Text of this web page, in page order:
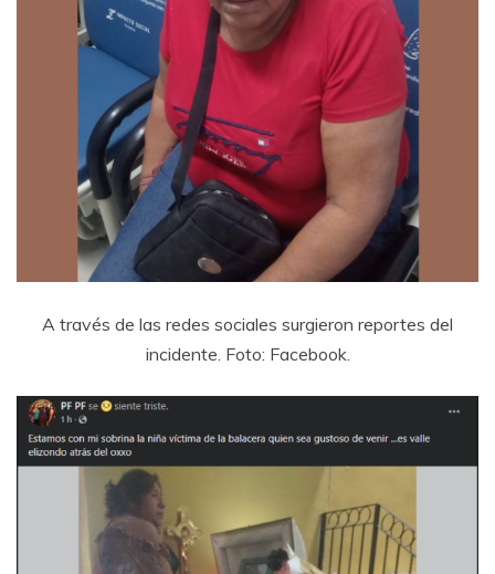
A través de las redes sociales surgieron reportes del
incidente. Foto: Facebook.